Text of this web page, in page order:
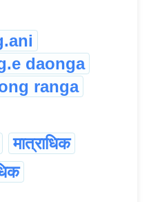
daonga
ranga
मात्राधिक